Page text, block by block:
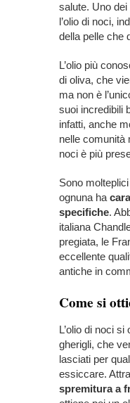
salute. Uno
l’olio di noci,
della pelle che
L’olio più
di oliva, che
ma non è
suoi incredibili
infatti, anche
nelle comunità
noci è più
Sono
ognuna ha
specifiche.
italiana
pregiata, le
eccellente
antiche in
Come si
L’olio di noci
gherigli, che
lasciati per
essiccare.
spremitura a